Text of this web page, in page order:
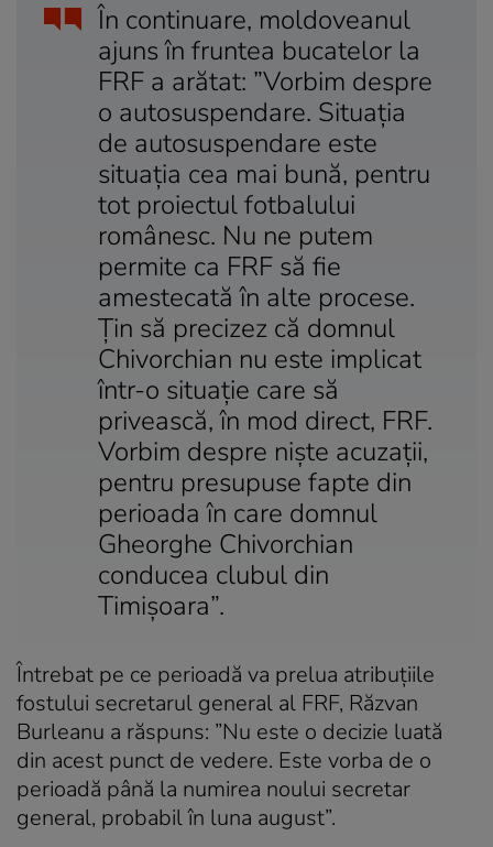
În continuare, moldoveanul
ajuns în fruntea bucatelor la
FRF a arătat: ”Vorbim despre
o autosuspendare. Situația
de autosuspendare este
situația cea mai bună, pentru
tot proiectul fotbalului
românesc. Nu ne putem
permite ca FRF să fie
amestecată în alte procese.
Țin să precizez că domnul
Chivorchian nu este implicat
într-o situație care să
privească, în mod direct, FRF.
Vorbim despre niște acuzații,
pentru presupuse fapte din
perioada în care domnul
Gheorghe Chivorchian
conducea clubul din
Timișoara”.
Întrebat pe ce perioadă va prelua atribuțiile
fostului secretarul general al FRF, Răzvan
Burleanu a răspuns: ”Nu este o decizie luată
din acest punct de vedere. Este vorba de o
perioadă până la numirea noului secretar
general, probabil în luna august”.